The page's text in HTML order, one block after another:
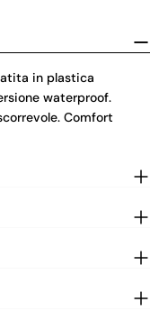
in plastica
waterproof.
Comfort